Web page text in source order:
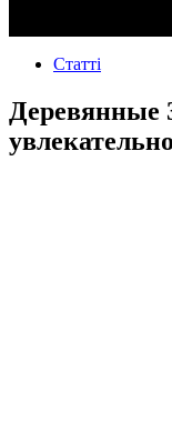
Статті
Деревянные